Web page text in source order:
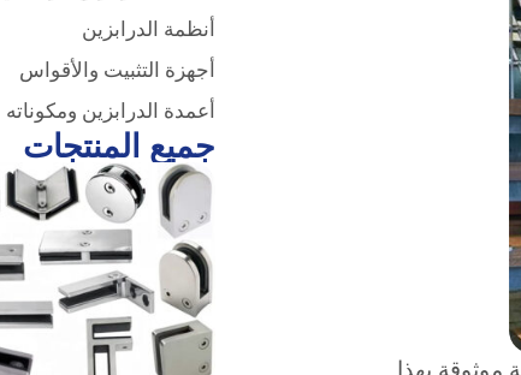
أنظمة الدرابزين
أجهزة التثبيت والأقواس
أعمدة الدرابزين ومكوناته
جميع المنتجات